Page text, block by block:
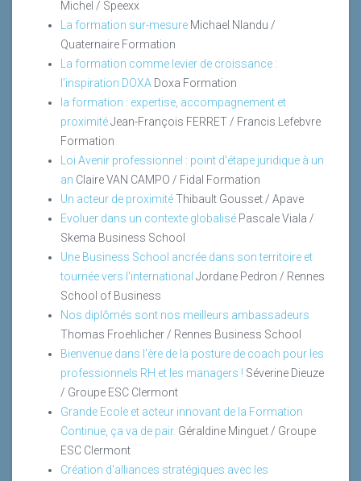
Michel / Speexx
La formation sur-mesure Michael Nlandu /
Quaternaire Formation
La formation comme levier de croissance :
l'inspiration DOXA Doxa Formation
la formation : expertise, accompagnement et
proximitéJean-François FERRET / Francis Lefebvre
Formation
Loi Avenir professionnel : point d'étape juridique à un
an Claire VAN CAMPO / Fidal Formation
Un acteur de proximitéThibault Gousset / Apave
Evoluer dans un contexte globalisé Pascale Viala /
Skema Business School
Une Business School ancrée dans son territoire et
tournée vers l'international Jordane Pedron / Rennes
School of Business
Nos diplômés sont nos meilleurs ambassadeurs
Thomas Froehlicher / Rennes Business School
Bienvenue dans l'ère de la posture de coach pour les
professionnels RH et les managers ! Séverine Dieuze
/ Groupe ESC Clermont
Grande Ecole et acteur innovant de la Formation
Continue, ça va de pair. Géraldine Minguet / Groupe
ESC Clermont
Création d'alliances stratégiques avec les